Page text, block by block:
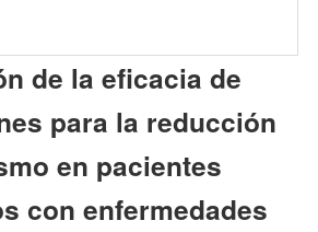
de la eficacia de
para la reducción
en pacientes
con enfermedades